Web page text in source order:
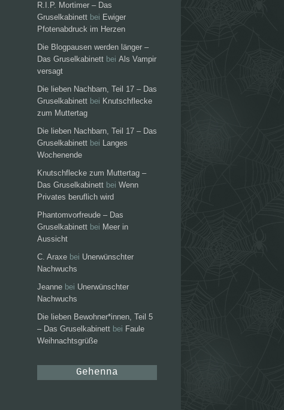
R.I.P. Mortimer – Das
Gruselkabinett bei Ewiger
Pfotenabdruck im Herzen
Die Blogpausen werden länger –
Das Gruselkabinett bei Als Vampir
versagt
Die lieben Nachbarn, Teil 17 – Das
Gruselkabinett bei Knutschflecke
zum Muttertag
Die lieben Nachbarn, Teil 17 – Das
Gruselkabinett bei Langes
Wochenende
Knutschflecke zum Muttertag –
Das Gruselkabinett bei Wenn
Privates beruflich wird
Phantomvorfreude – Das
Gruselkabinett bei Meer in
Aussicht
C. Araxe bei Unerwünschter
Nachwuchs
Jeanne bei Unerwünschter
Nachwuchs
Die lieben Bewohner*innen, Teil 5
– Das Gruselkabinett bei Faule
Weihnachtsgrüße
Gehenna